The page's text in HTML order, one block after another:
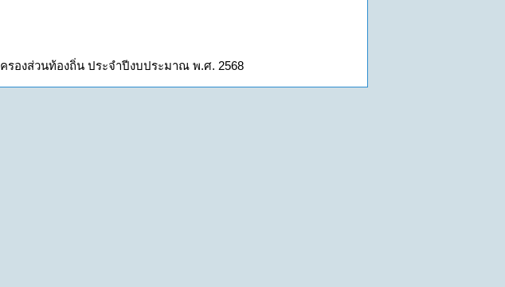
รองส่วนท้องถิ่น ประจำปีงบประมาณ พ.ศ. 2568